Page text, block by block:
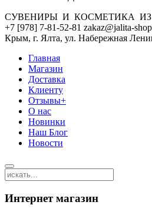
СУВЕНИРЫ И КОСМЕТИКА
+7 [978] 7-81-52-81 zakaz@jalita-
Крым, г. Ялта, ул. Набережная
Главная
Магазин
Доставка
Клиенту
Отзывы+
О нас
Новинки
Наш Блог
Новости
Интернет магазин